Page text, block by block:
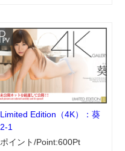
Limited Edition（4K）：葵
2-1
ポイント/Point:600Pt